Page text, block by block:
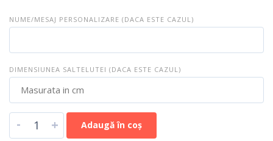
NUME/MESAJ PERSONALIZARE (DACA ESTE CAZUL)
DIMENSIUNEA SALTELUTEI (DACA ESTE CAZUL)
- + Adaugă în coș